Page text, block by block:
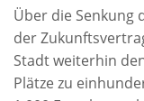
Über die Senkung
der
Stadt weiterhin
Plätze zu